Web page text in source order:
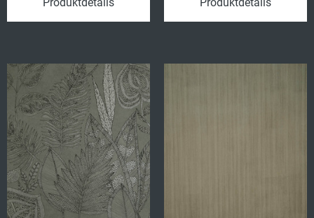
Produktdetails Produktdetails